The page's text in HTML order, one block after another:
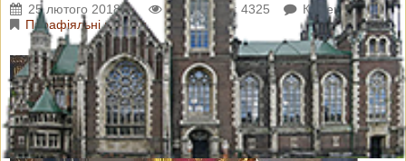
25 лютого 2018 р. Переглядів: 4325
Коментарі: 0
Парафіяльні новини